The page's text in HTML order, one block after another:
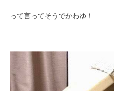
って言ってそうでかわゆ！